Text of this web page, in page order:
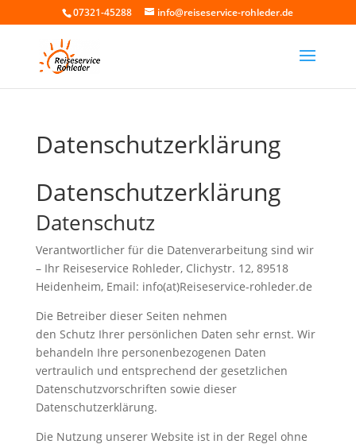
07321-45288 info@reiseservice-rohleder.de
Datenschutzerklärung
Datenschutzerklärung
Datenschutz
Verantwortlicher für die Datenverarbeitung sind wir
– Ihr Reiseservice Rohleder, Clichystr. 12, 89518
Heidenheim, Email: info(at)Reiseservice-rohleder.de
Die Betreiber dieser Seiten nehmen
den Schutz Ihrer persönlichen Daten sehr ernst. Wir
behandeln Ihre personenbezogenen Daten
vertraulich und entsprechend der gesetzlichen
Datenschutzvorschriften sowie dieser
Datenschutzerklärung.
Die Nutzung unserer Website ist in der Regel ohne